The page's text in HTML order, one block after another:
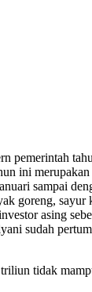
pemerintah
ini
sampai
goreng,
asing
sudah
tidak